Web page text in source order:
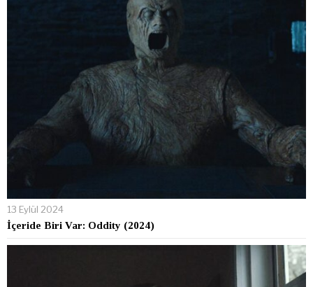
13 Eylül 2024
İçeride Biri Var: Oddity (2024)